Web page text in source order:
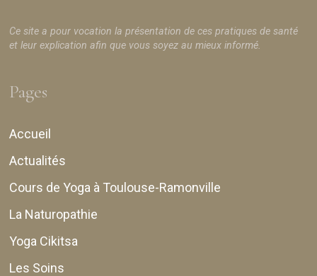
Ce site a pour vocation la présentation de ces pratiques de santé
et leur explication afin que vous soyez au mieux informé.
Pages
Accueil
Actualités
Cours de Yoga à Toulouse-Ramonville
La Naturopathie
Yoga Cikitsa
Les Soins